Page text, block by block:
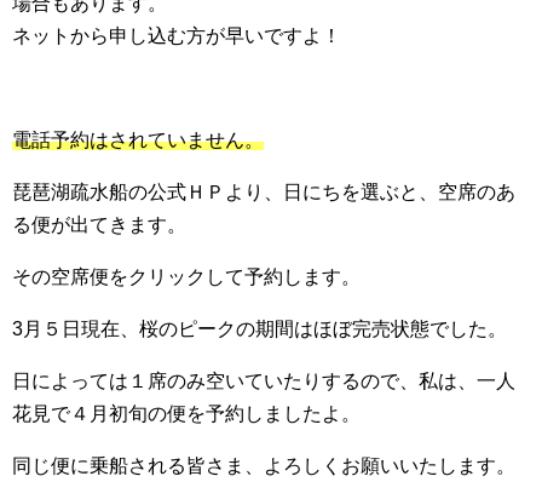
ネットから申し込む方が早いですよ！
電話予約はされていません。
琵琶湖疏水船の公式ＨＰより、日にちを選ぶと、空席のあ
る便が出てきます。
その空席便をクリックして予約します。
3月５日現在、桜のピークの期間はほぼ完売状態でした。
日によっては１席のみ空いていたりするので、私は、一人
花見で４月初旬の便を予約しましたよ。
同じ便に乗船される皆さま、よろしくお願いいたします。